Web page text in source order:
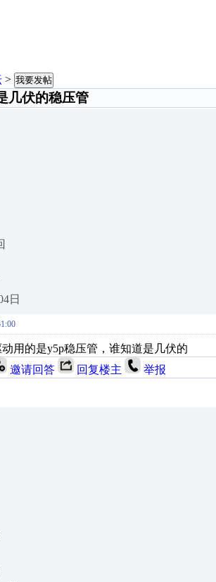
> 我要发帖
几伏的稳压管
日
用的是y5p稳压管，谁知道是几伏的
邀请回答 回复楼主 举报